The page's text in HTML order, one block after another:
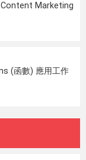
Marketing
(函數) 應用工作